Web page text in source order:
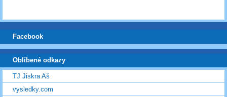
Facebook
Oblíbené odkazy
TJ Jiskra Aš
vysledky.com